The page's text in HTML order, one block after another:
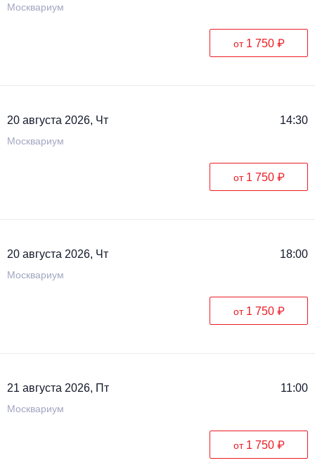
Москвариум
от 1 750 ₽
20 августа 2026, Чт 14:30
Москвариум
от 1 750 ₽
20 августа 2026, Чт 18:00
Москвариум
от 1 750 ₽
21 августа 2026, Пт 11:00
Москвариум
от 1 750 ₽